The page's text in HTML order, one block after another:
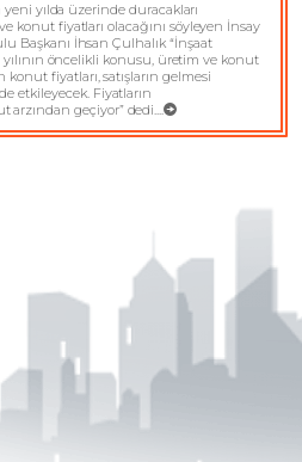
yılda üzerinde duracakları
konut fiyatları olacağını söyleyen İnsay
Başkanı İhsan Çulhalık “İnşaat
öncelikli konusu, üretim ve konut
fiyatları, satışların gelmesi
etkileyecek. Fiyatların
geçiyor” dedi....